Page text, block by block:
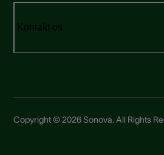
Kontakt os
Copyright © 2026 Sonova. All Rights